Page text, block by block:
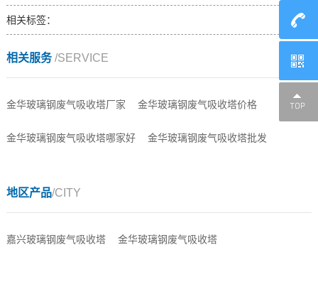
相关标签：
相关服务/SERVICE
金华玻璃钢废气吸收塔厂家 金华玻璃钢废气吸收塔价格
金华玻璃钢废气吸收塔哪家好 金华玻璃钢废气吸收塔批发
地区产品/CITY
嘉兴玻璃钢废气吸收塔 金华玻璃钢废气吸收塔